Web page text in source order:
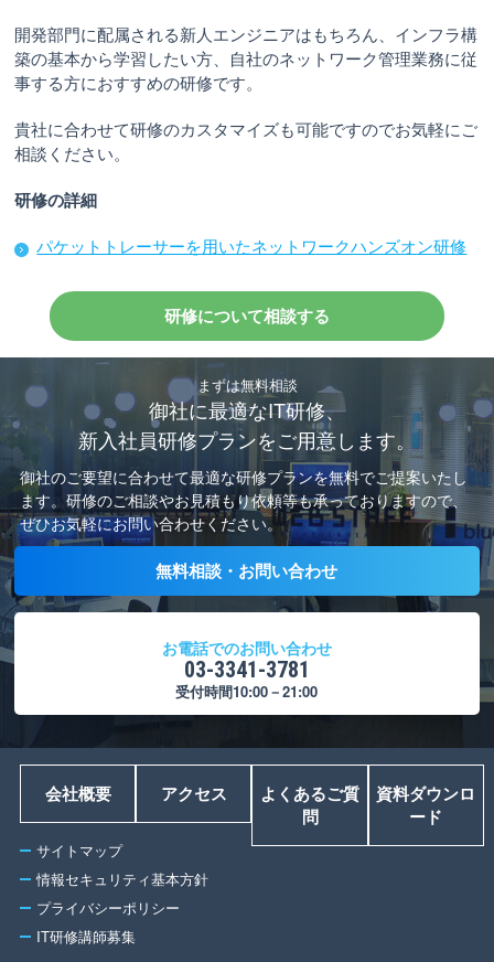
開発部門に配属される新人エンジニアはもちろん、インフラ構
築の基本から学習したい方、自社のネットワーク管理業務に従
事する方におすすめの研修です。
貴社に合わせて研修のカスタマイズも可能ですのでお気軽にご
相談ください。
研修の詳細
パケットトレーサーを用いたネットワークハンズオン研修
研修について相談する
まずは無料相談
御社に最適なIT研修、
新入社員研修プランをご用意します。
御社のご要望に合わせて最適な研修プランを無料でご提案いたし
ます。 研修のご相談やお見積もり依頼等も承っておりますので、
ぜひお気軽にお問い合わせください。
無料相談・お問い合わせ
お電話でのお問い合わせ
03-3341-3781
受付時間10:00－21:00
サイトマップ
情報セキュリティ基本方針
プライバシーポリシー
IT研修講師募集
会社概要 アクセス
よくあるご質
問
資料ダウンロ
ード